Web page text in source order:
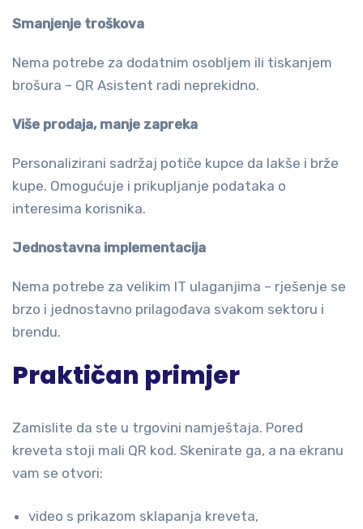
Smanjenje troškova
Nema potrebe za dodatnim osobljem ili tiskanjem
brošura – QR Asistent radi neprekidno.
Više prodaja, manje zapreka
Personalizirani sadržaj potiče kupce da lakše i brže
kupe. Omogućuje i prikupljanje podataka o
interesima korisnika.
Jednostavna implementacija
Nema potrebe za velikim IT ulaganjima – rješenje se
brzo i jednostavno prilagođava svakom sektoru i
brendu.
Praktičan primjer
Zamislite da ste u trgovini namještaja. Pored
kreveta stoji mali QR kod. Skenirate ga, a na ekranu
vam se otvori:
video s prikazom sklapanja kreveta,